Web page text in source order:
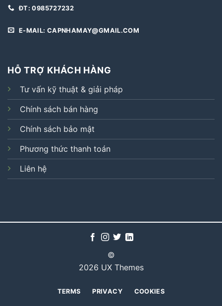
ĐT: 0985727232
E-MAIL: CAPNHAMAY@GMAIL.COM
HỖ TRỢ KHÁCH HÀNG
Tư vấn kỹ thuật & giải pháp
Chính sách bán hàng
Chính sách bảo mật
Phương thức thanh toán
Liên hệ
©
2026 UX Themes
TERMS PRIVACY COOKIES